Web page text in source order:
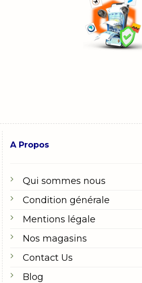
A Propos
Qui sommes nous
Condition générale
Mentions légale
Nos magasins
Contact Us
Blog